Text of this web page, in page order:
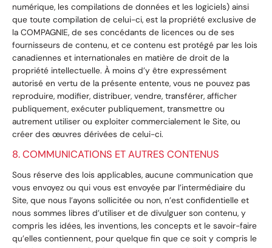
numérique, les compilations de données et les logiciels) ainsi
que toute compilation de celui-ci, est la propriété exclusive de
la COMPAGNIE, de ses concédants de licences ou de ses
fournisseurs de contenu, et ce contenu est protégé par les lois
canadiennes et internationales en matière de droit de la
propriété intellectuelle. À moins d’y être expressément
autorisé en vertu de la présente entente, vous ne pouvez pas
reproduire, modifier, distribuer, vendre, transférer, afficher
publiquement, exécuter publiquement, transmettre ou
autrement utiliser ou exploiter commercialement le Site, ou
créer des œuvres dérivées de celui-ci.
8. COMMUNICATIONS ET AUTRES CONTENUS
Sous réserve des lois applicables, aucune communication que
vous envoyez ou qui vous est envoyée par l’intermédiaire du
Site, que nous l’ayons sollicitée ou non, n’est confidentielle et
nous sommes libres d’utiliser et de divulguer son contenu, y
compris les idées, les inventions, les concepts et le savoir-faire
qu’elles contiennent, pour quelque fin que ce soit y compris le